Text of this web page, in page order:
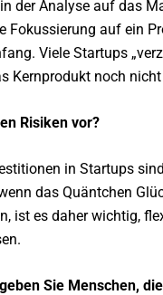
der Analyse auf das
Fokussierung auf ein
Viele Startups
Kernprodukt noch
Risiken vor?
in Startups
das Quäntchen
ist es daher wichtig,
Sie Menschen,